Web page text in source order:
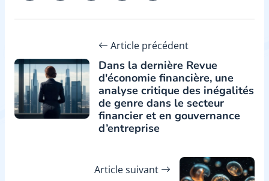
Article précédent
Dans la dernière Revue
d'économie financière, une
analyse critique des inégalités
de genre dans le secteur
financier et en gouvernance
d’entreprise
Article suivant